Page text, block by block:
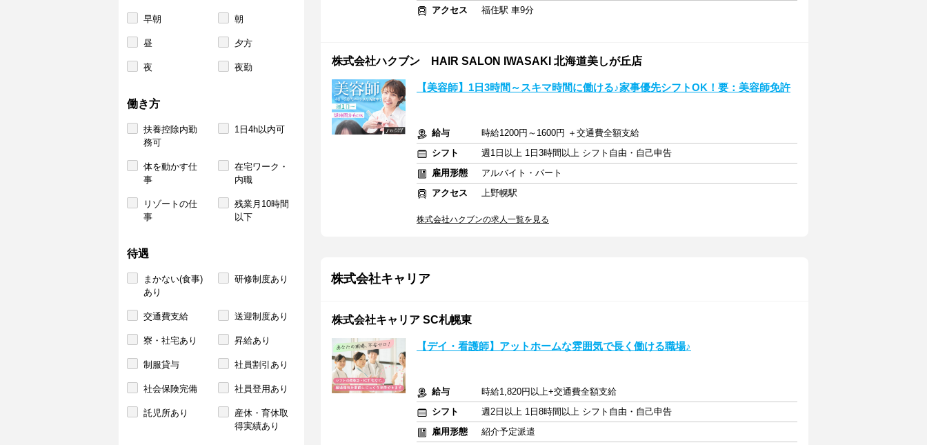
早朝 朝
昼 夕方
夜 夜勤
働き方
扶養控除内勤
務可
1日4h以内可
体を動かす仕
事
在宅ワーク・
内職
リゾートの仕
事
残業月10時間
以下
待遇
まかない(食事)
あり
研修制度あり
交通費支給 送迎制度あり
寮・社宅あり 昇給あり
制服貸与 社員割引あり
社会保険完備 社員登用あり
託児所あり
産休・育休取
得実績あり
アクセス
福住駅 車9分
株式会社ハクブン HAIR SALON IWASAKI 北海道美しが丘店
【美容師】1日3時間～スキマ時間に働ける♪家事優先シフトOK！要：美容師免許
給与
時給1200円～1600円 ＋交通費全額支給
シフト
週1日以上 1日3時間以上 シフト自由・自己申告
雇用形態
アルバイト・パート
アクセス
上野幌駅
株式会社ハクブンの求人一覧を見る
株式会社キャリア
株式会社キャリア SC札幌東
【デイ・看護師】アットホームな雰囲気で長く働ける職場♪
給与
時給1,820円以上+交通費全額支給
シフト
週2日以上 1日8時間以上 シフト自由・自己申告
雇用形態
紹介予定派遣